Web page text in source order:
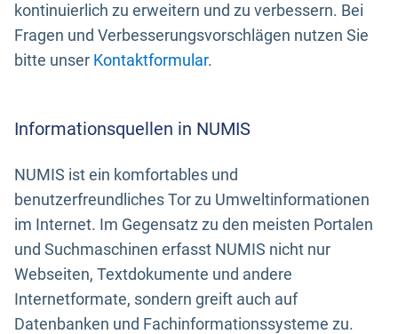
kontinuierlich zu erweitern und zu verbessern. Bei
Fragen und Verbesserungsvorschlägen nutzen Sie
bitte unser Kontaktformular.
Informationsquellen in NUMIS
NUMIS ist ein komfortables und
benutzerfreundliches Tor zu Umweltinformationen
im Internet. Im Gegensatz zu den meisten Portalen
und Suchmaschinen erfasst NUMIS nicht nur
Webseiten, Textdokumente und andere
Internetformate, sondern greift auch auf
Datenbanken und Fachinformationssysteme zu.